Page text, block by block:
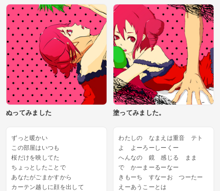
ぬってみました 塗ってみました。
ずっと暖かい
この部屋はいつも
桜だけを映してた
ちょっとしたことで
あなたがごまかすから
カーテン越しに顔を出して
わたしの なまえは重音 テト
よ よーろーしーくー
へんなの 鏡 感じる まま
で かーまーるーなー
きもーち すなーお つーたー
えーあうこーとは